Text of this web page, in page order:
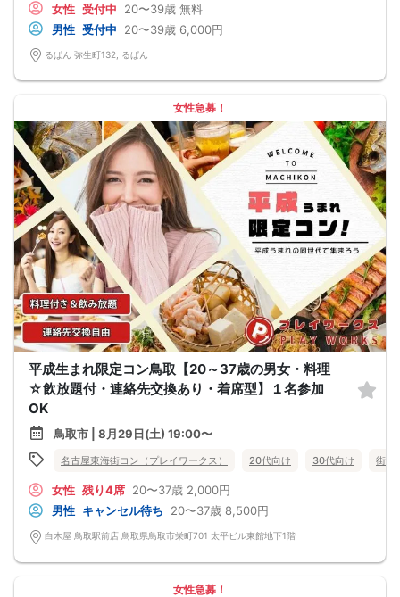
女性 受付中 20〜39歳 無料
男性 受付中 20〜39歳 6,000円
るぱん 弥生町132, るぱん
女性急募！
平成生まれ限定コン鳥取【20～37歳の男女・料理
☆飲放題付・連絡先交換あり・着席型】１名参加
OK
鳥取市 | 8月29日(土) 19:00〜
名古屋東海街コン（プレイワークス） 20代向け 30代向け 街コ
女性 残り4席 20〜37歳 2,000円
男性 キャンセル待ち 20〜37歳 8,500円
白木屋 鳥取駅前店 鳥取県鳥取市栄町701 太平ビル東館地下1階
女性急募！